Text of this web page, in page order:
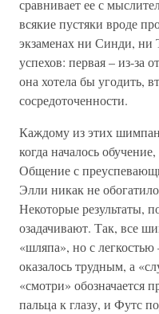
сравнивает ее с
всякие пустяки вроде
экзаменах ни Синди, ни
успехов: первая – из-за
она хотела бы угодить,
сосредоточенности.
Каждому из этих
когда началось
Общение с
Элли никак не
Некоторые результаты,
озадачивают. Так, все
«шляпа», но с
оказалось трудным, а
«смотри» обозначается
пальца к глазу, и Футс